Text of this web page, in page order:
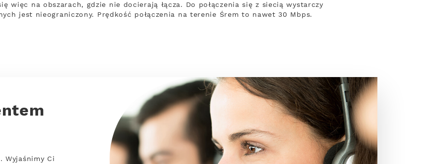
więc na obszarach, gdzie nie docierają łącza. Do połączenia się z siecią wystarczy
jest nieograniczony. Prędkość połączenia na terenie Śrem to nawet 30 Mbps.
Wyjaśnimy Ci